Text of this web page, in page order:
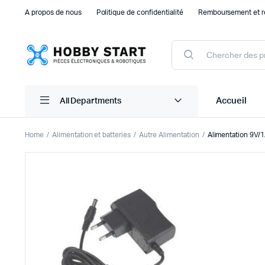
A propos de nous Politique de confidentialité Remboursement et
Products
search
All Departments Accueil
Accessoires Drones
Accessoires Raspberry Pi
Autre Electronique
Composants Electroniques
Home Alimentation et batteries Autre Alimentation Alimentation 9V/